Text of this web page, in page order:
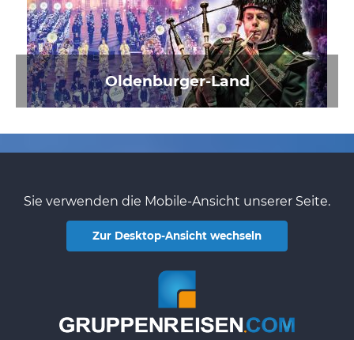
Oldenburger-Land
Sie verwenden die Mobile-Ansicht unserer Seite.
Zur Desktop-Ansicht wechseln